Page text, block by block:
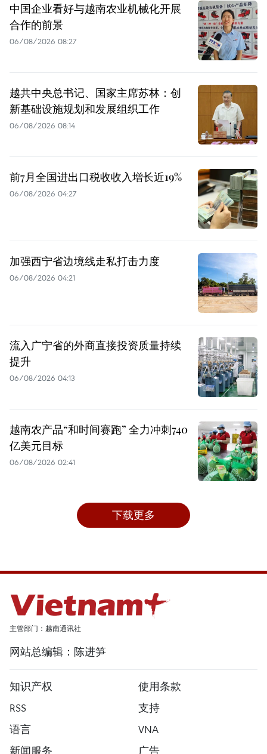
中国企业看好与越南农业机械化开展
合作的前景
06/08/2026 08:27
越共中央总书记、国家主席苏林：创
新基础设施规划和发展组织工作
06/08/2026 08:14
前7月全国进出口税收收入增长近19%
06/08/2026 04:27
加强西宁省边境线走私打击力度
06/08/2026 04:21
流入广宁省的外商直接投资质量持续
提升
06/08/2026 04:13
越南农产品“和时间赛跑” 全力冲刺740
亿美元目标
06/08/2026 02:41
下载更多
主管部门：越南通讯社
网站总编辑：陈进笋
知识产权
使用条款
RSS
支持
语言
VNA
新闻服务
广告